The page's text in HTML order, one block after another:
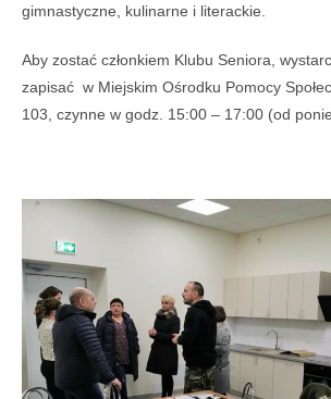
gimnastyczne, kulinarne i literackie.
Aby zostać członkiem Klubu Seniora,
zapisać w Miejskim Ośrodku Pomocy
103, czynne w godz. 15:00 – 17:00 (od